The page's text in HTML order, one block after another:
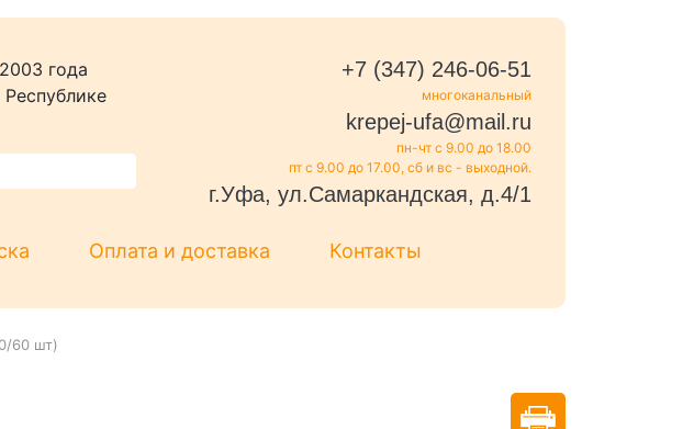
года
+7 (347) 246-06-51
многоканальный
krepej-ufa@mail.ru
пн-чт с 9.00 до 18.00
пт с 9.00 до 17.00, сб и вс - выходной.
г.Уфа, ул.Самаркандская, д.4/1
Оплата и доставка Контакты
60 шт)